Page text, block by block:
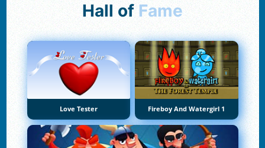
Hall of Fame
Love Tester Fireboy And Watergirl 1